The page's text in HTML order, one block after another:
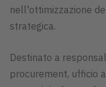
nell'ottimizzazione
strategica.
Destinato a
procurement, ufficio